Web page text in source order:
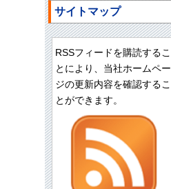
サイトマップ
RSSフィードを購読するこ
とにより、当社ホームペー
ジの更新内容を確認するこ
とができます。